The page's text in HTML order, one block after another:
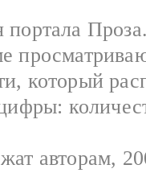
портала
который
авторам,